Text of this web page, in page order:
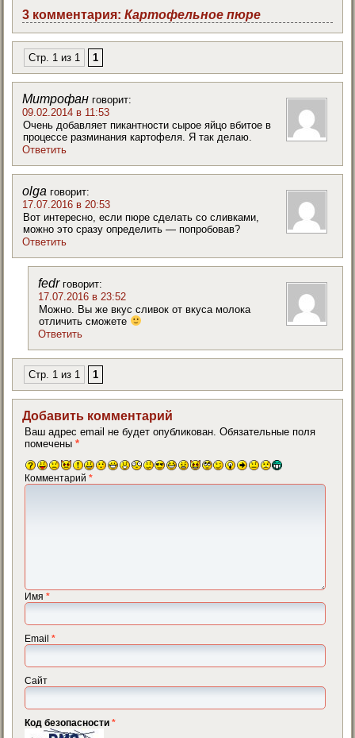
3 комментария:Картофельное пюре
Стр. 1 из 1 1
Митрофан говорит:
09.02.2014 в 11:53
Очень добавляет пикантности сырое яйцо вбитое в
процессе разминания картофеля. Я так делаю.
Ответить
olga говорит:
17.07.2016 в 20:53
Вот интересно, если пюре сделать со сливками,
можно это сразу определить — попробовав?
Ответить
fedr говорит:
17.07.2016 в 23:52
Можно. Вы же вкус сливок от вкуса молока
отличить сможете
Ответить
Стр. 1 из 1 1
Добавить комментарий
Ваш адрес email не будет опубликован. Обязательные поля
помечены*
Комментарий*
Имя*
Email*
Сайт
Код безопасности*